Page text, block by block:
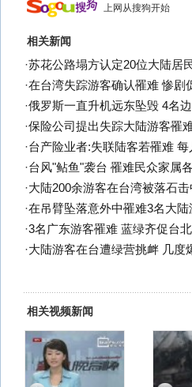
上网从搜狗开始
相关新闻
·苏花公路塌方认定20位大陆居
·在台湾失踪游客确认罹难 惨剧
·俄罗斯一直升机远东坠毁 4名
·保险公司提出失踪大陆游客罹
·台产险业者:失联陆客若罹难
·台风"鲇鱼"袭台 罹难民众家属
·大陆200余游客在台湾被落石
·在吊臂坠落意外中罹难3名大
·3名广东游客罹难 蓝绿齐促台
·大陆游客在台遭绿营挑衅 几度
相关视频新闻